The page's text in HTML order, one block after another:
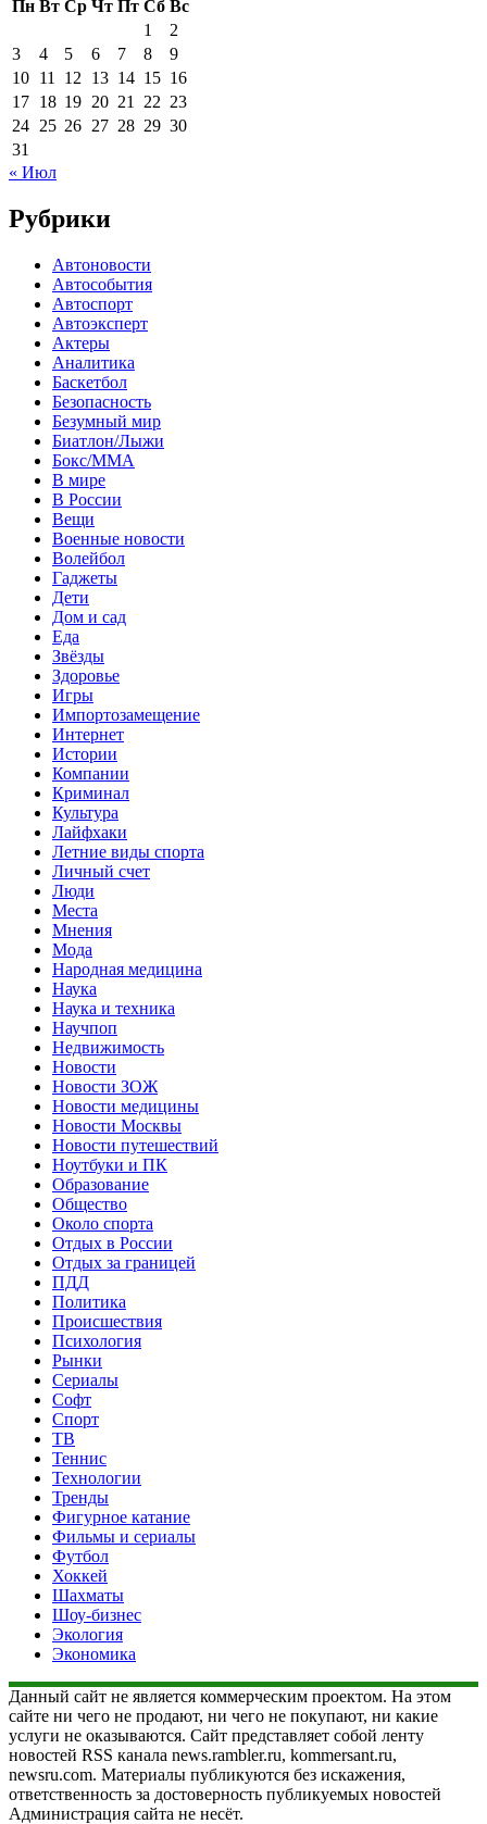
Пн Вт Ср Чт Пт Сб Вс
1
2
3
4 5 6 7 8
9
10 11 12 13 14 15 16
17 18 19 20 21 22 23
24 25 26 27 28 29 30
31
« Июл
Рубрики
Автоновости
Автособытия
Автоспорт
Автоэксперт
Актеры
Аналитика
Баскетбол
Безопасность
Безумный мир
Биатлон/Лыжи
Бокс/MMA
В мире
В России
Вещи
Военные новости
Волейбол
Гаджеты
Дети
Дом и сад
Еда
Звёзды
Здоровье
Игры
Импортозамещение
Интернет
Истории
Компании
Криминал
Культура
Лайфхаки
Летние виды спорта
Личный счет
Люди
Места
Мнения
Мода
Народная медицина
Наука
Наука и техника
Научпоп
Недвижимость
Новости
Новости ЗОЖ
Новости медицины
Новости Москвы
Новости путешествий
Ноутбуки и ПК
Образование
Общество
Около спорта
Отдых в России
Отдых за границей
ПДД
Политика
Происшествия
Психология
Рынки
Сериалы
Софт
Спорт
ТВ
Теннис
Технологии
Тренды
Фигурное катание
Фильмы и сериалы
Футбол
Хоккей
Шахматы
Шоу-бизнес
Экология
Экономика
Данный сайт не является коммерческим проектом. На этом
сайте ни чего не продают, ни чего не покупают, ни какие
услуги не оказываются. Сайт представляет собой ленту
новостей RSS канала news.rambler.ru, kommersant.ru,
newsru.com. Материалы публикуются без искажения,
ответственность за достоверность публикуемых новостей
Администрация сайта не несёт.